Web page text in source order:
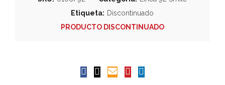
Etiqueta: Discontinuado
PRODUCTO DISCONTINUADO